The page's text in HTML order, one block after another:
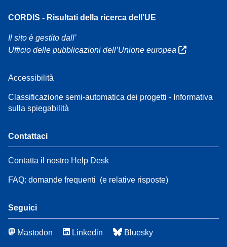
CORDIS - Risultati della ricerca dell’UE
Il sito è gestito dall’
Ufficio delle pubblicazioni dell’Unione europea
Accessibilità
Classificazione semi-automatica dei progetti - Informativa
sulla spiegabilità
Contattaci
Contatta il nostro Help Desk
FAQ: domande frequenti (e relative risposte)
Seguici
Mastodon Linkedin Bluesky